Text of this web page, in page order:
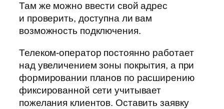
Там же можно ввести свой адрес
и проверить, доступна ли вам
возможность подключения.
Телеком-оператор постоянно работает
над увеличением зоны покрытия, а при
формировании планов по расширению
фиксированной сети учитывает
пожелания клиентов. Оставить заявку